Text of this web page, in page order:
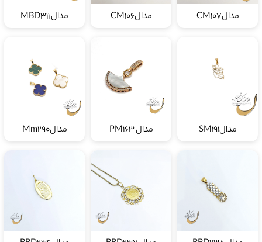
مدالCM107 مدالCM106 مدال MBD311
مدالSM191 مدال PM163 مدالMm290